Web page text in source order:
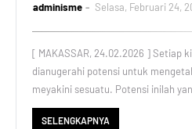
adminisme Selasa, Februari 24,
[ MAKASSAR, 24.02.2026 ] Setiap
dianugerahi potensi untuk
meyakini sesuatu. Potensi inilah
SELENGKAPNYA